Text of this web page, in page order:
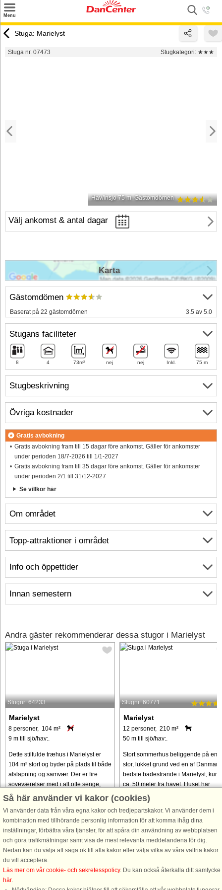
Menu
Tilbud
Stuga: Marielyst
Stuga nr. 07473 Stugkategori: ★★★
Hav/insjö 75 m Gästomdömen
Välj ankomst & antal dagar
Stugbeskrivning
Om området
Info och öppettider
Innan semestern
Gästomdömen
Baserat på 22 gästomdömen 3.5 av 5.0
Stugans faciliteter
8 4 73m² nej nej Inkl. 75 m
Övriga kostnader
Gratis avbokning
Gratis avbokning fram till 15 dagar före ankomst. Gäller för ankomster
under perioden 18/7-2026 till 1/1-2027
Gratis avbokning fram till 35 dagar före ankomst. Gäller för ankomster
under perioden 2/1 till 31/12-2027
Se villkor här
Karta
Topp-attraktioner i området
Andra gäster rekommenderar dessa stugor i Marielyst
Stugnr: 64233
Marielyst
8 personer, 104 m²
9 m till sjö/hav:.
Dette stilfulde træhus i Marielyst er
104 m² stort og byder på plads til både
afslapning og samvær. Der er fire
soveværelser med i alt otte senge,
fordelt mellem hovedhuset og en
från 11.386 SEK
Stugnr: 60771
Marielyst
12 personer, 210 m²
50 m till sjö/hav:.
Stort sommerhus beliggende på en
stor, lukket grund ved en af
bedste badestrande i Marielyst, kun
ca. 50 meter fra havet. Huset har
swimmingpool, spabad, sauna og
fitnessrum med romaskine og
motionscykel ...
från 16.081 SEK
Så här använder vi kakor (cookies)
Vi använder data från våra egna kakor och tredjepartskakor. Vi använder dem i
kombination med tillhörande personlig information för att komma ihåg dina
inställningar, förbättra våra tjänster, för att spåra din användning av webbplatsen
och göra trafikmätningar samt visa de mest relevanta meddelandena för dig.
Nedan kan du välja att säga ok till alla kakor eller välja vilka av våra valfria kakor
du vill acceptera.
Läs mer om vår cookie- och sekretesspolicy. Du kan också återkalla ditt samtycke
här.